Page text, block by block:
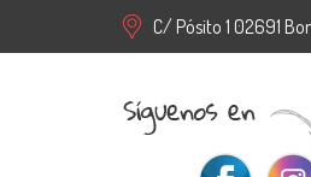
C/ Pósito 1 02691